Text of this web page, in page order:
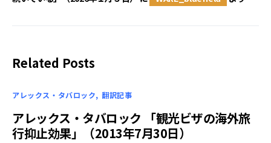
Related Posts
アレックス・タバロック 翻訳記事
アレックス・タバロック 「観光ビザの海外旅
行抑止効果」（2013年7月30日）